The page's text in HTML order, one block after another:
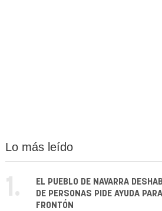
Lo más leído
1.
EL PUEBLO DE NAVARRA
DE PERSONAS PIDE AYUDA
FRONTÓN